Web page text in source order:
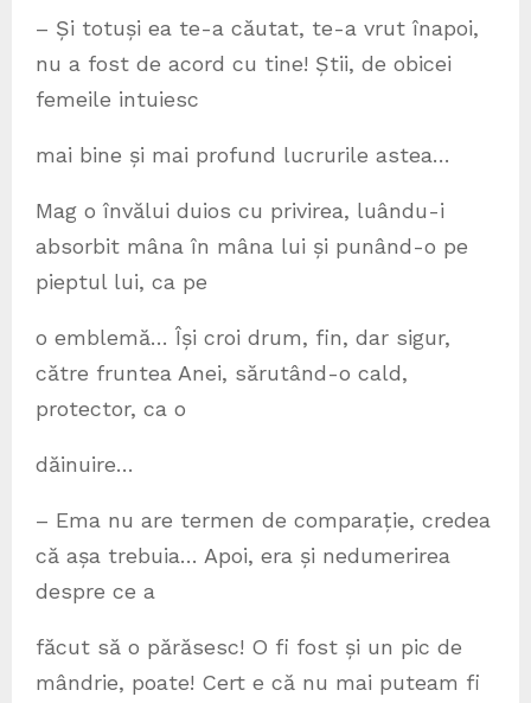
– Și totuși ea te-a căutat, te-a vrut înapoi,
nu a fost de acord cu tine! Știi, de obicei
femeile intuiesc
mai bine și mai profund lucrurile astea…
Mag o învălui duios cu privirea, luându-i
absorbit mâna în mâna lui și punând-o pe
pieptul lui, ca pe
o emblemă… Își croi drum, fin, dar sigur,
către fruntea Anei, sărutând-o cald,
protector, ca o
dăinuire…
– Ema nu are termen de comparație, credea
că așa trebuia… Apoi, era și nedumerirea
despre ce a
făcut să o părăsesc! O fi fost și un pic de
mândrie, poate! Cert e că nu mai puteam fi